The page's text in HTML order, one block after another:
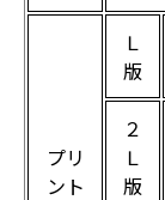
プリ
ント
Ｌ
版
２
Ｌ
版